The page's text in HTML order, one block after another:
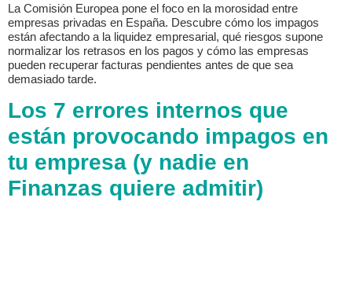
La Comisión Europea pone el foco en la morosidad entre
empresas privadas en España. Descubre cómo los impagos
están afectando a la liquidez empresarial, qué riesgos supone
normalizar los retrasos en los pagos y cómo las empresas
pueden recuperar facturas pendientes antes de que sea
demasiado tarde.
Los 7 errores internos que
están provocando impagos en
tu empresa (y nadie en
Finanzas quiere admitir)